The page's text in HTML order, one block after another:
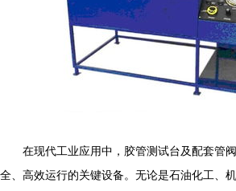
在现代工业应用中，胶管测试台及配套管
全、高效运行的关键设备。无论是石油化工、